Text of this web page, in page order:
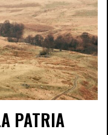
PATRIA